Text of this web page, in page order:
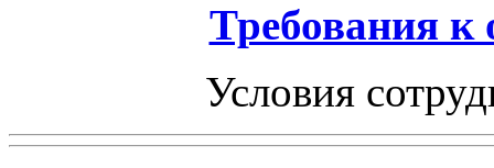
Требования к
Условия